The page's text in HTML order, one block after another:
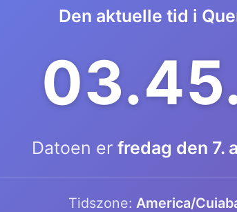
Den aktuelle tid i
Datoen er fredag den 7.
Tidszone: America/